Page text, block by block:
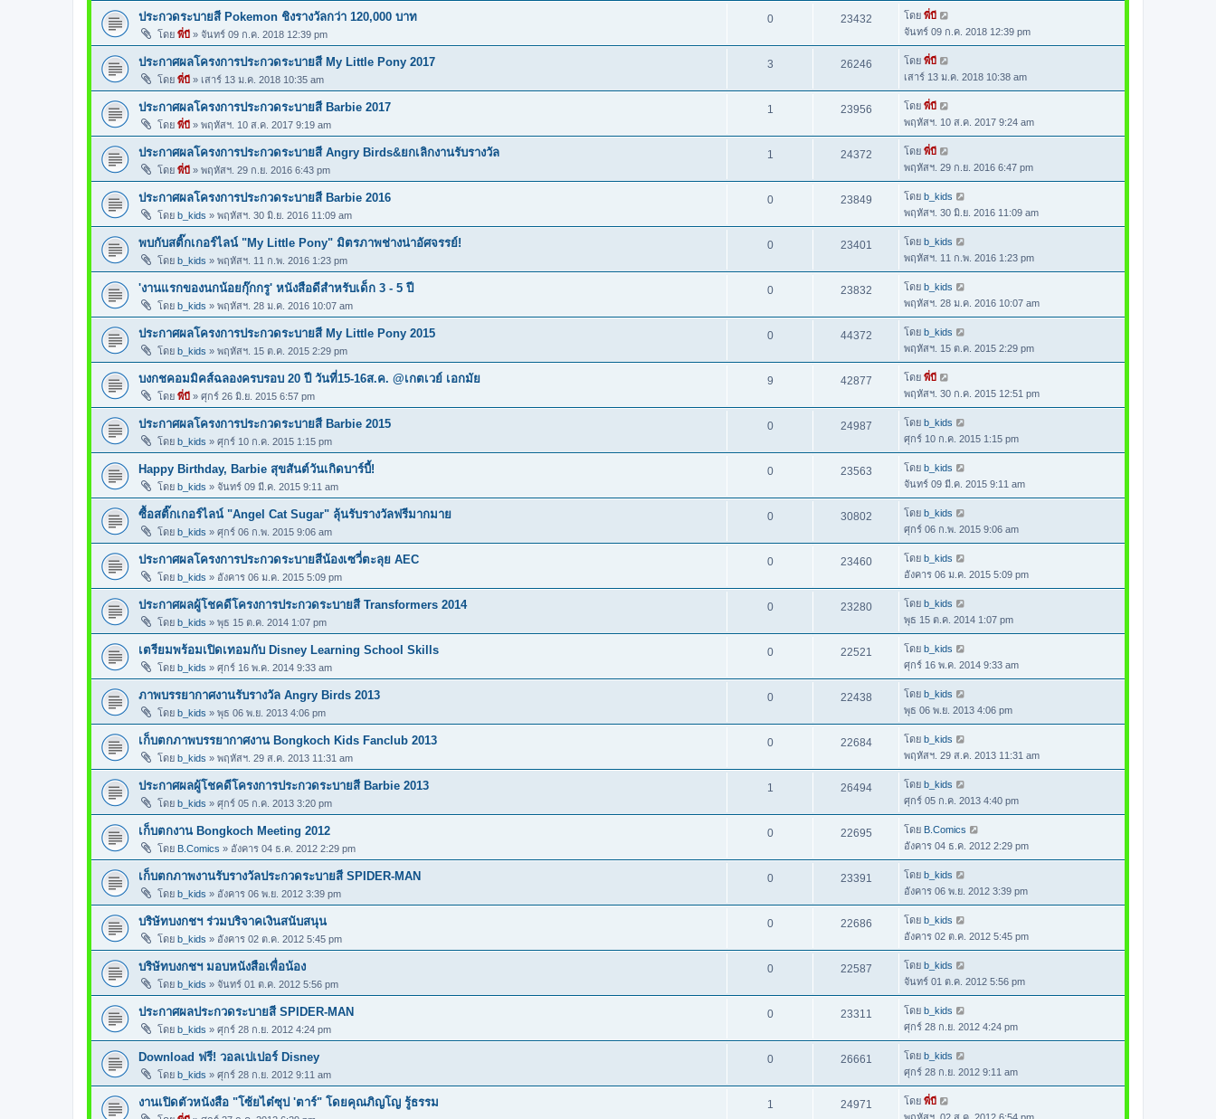
ประกวดระบายสี Pokemon ชิงรางวัลกว่า 120,000 บาท
โดย พี่บี » จันทร์ 09 ก.ค. 2018 12:39 pm
0 23432 โดย พี่บี
จันทร์ 09 ก.ค. 2018 12:39 pm
ประกาศผลโครงการประกวดระบายสี My Little Pony 2017
โดย พี่บี » เสาร์ 13 ม.ค. 2018 10:35 am
3 26246 โดย พี่บี
เสาร์ 13 ม.ค. 2018 10:38 am
ประกาศผลโครงการประกวดระบายสี Barbie 2017
โดย พี่บี » พฤหัสฯ. 10 ส.ค. 2017 9:19 am
1 23956 โดย พี่บี
พฤหัสฯ. 10 ส.ค. 2017 9:24 am
ประกาศผลโครงการประกวดระบายสี Angry Birds&ยกเลิกงานรับรางวัล
โดย พี่บี » พฤหัสฯ. 29 ก.ย. 2016 6:43 pm
1 24372 โดย พี่บี
พฤหัสฯ. 29 ก.ย. 2016 6:47 pm
ประกาศผลโครงการประกวดระบายสี Barbie 2016
โดย b_kids » พฤหัสฯ. 30 มิ.ย. 2016 11:09 am
0 23849 โดย b_kids
พฤหัสฯ. 30 มิ.ย. 2016 11:09 am
พบกับสติ๊กเกอร์ไลน์ "My Little Pony" มิตรภาพช่างน่าอัศจรรย์!
โดย b_kids » พฤหัสฯ. 11 ก.พ. 2016 1:23 pm
0 23401 โดย b_kids
พฤหัสฯ. 11 ก.พ. 2016 1:23 pm
'งานแรกของนกน้อยกุ๊กกรู' หนังสือดีสำหรับเด็ก 3 - 5 ปี
โดย b_kids » พฤหัสฯ. 28 ม.ค. 2016 10:07 am
0 23832 โดย b_kids
พฤหัสฯ. 28 ม.ค. 2016 10:07 am
ประกาศผลโครงการประกวดระบายสี My Little Pony 2015
โดย b_kids » พฤหัสฯ. 15 ต.ค. 2015 2:29 pm
0 44372 โดย b_kids
พฤหัสฯ. 15 ต.ค. 2015 2:29 pm
บงกชคอมมิคส์ฉลองครบรอบ 20 ปี วันที่15-16ส.ค. @เกตเวย์ เอกมัย
โดย พี่บี » ศุกร์ 26 มิ.ย. 2015 6:57 pm
9 42877 โดย พี่บี
พฤหัสฯ. 30 ก.ค. 2015 12:51 pm
ประกาศผลโครงการประกวดระบายสี Barbie 2015
โดย b_kids » ศุกร์ 10 ก.ค. 2015 1:15 pm
0 24987 โดย b_kids
ศุกร์ 10 ก.ค. 2015 1:15 pm
Happy Birthday, Barbie สุขสันต์วันเกิดบาร์บี้!
โดย b_kids » จันทร์ 09 มี.ค. 2015 9:11 am
0 23563 โดย b_kids
จันทร์ 09 มี.ค. 2015 9:11 am
ซื้อสติ๊กเกอร์ไลน์ "Angel Cat Sugar" ลุ้นรับรางวัลฟรีมากมาย
โดย b_kids » ศุกร์ 06 ก.พ. 2015 9:06 am
0 30802 โดย b_kids
ศุกร์ 06 ก.พ. 2015 9:06 am
ประกาศผลโครงการประกวดระบายสีน้องเซวี่ตะลุย AEC
โดย b_kids » อังคาร 06 ม.ค. 2015 5:09 pm
0 23460 โดย b_kids
อังคาร 06 ม.ค. 2015 5:09 pm
ประกาศผลผู้โชคดีโครงการประกวดระบายสี Transformers 2014
โดย b_kids » พุธ 15 ต.ค. 2014 1:07 pm
0 23280 โดย b_kids
พุธ 15 ต.ค. 2014 1:07 pm
เตรียมพร้อมเปิดเทอมกับ Disney Learning School Skills
โดย b_kids » ศุกร์ 16 พ.ค. 2014 9:33 am
0 22521 โดย b_kids
ศุกร์ 16 พ.ค. 2014 9:33 am
ภาพบรรยากาศงานรับรางวัล Angry Birds 2013
โดย b_kids » พุธ 06 พ.ย. 2013 4:06 pm
0 22438 โดย b_kids
พุธ 06 พ.ย. 2013 4:06 pm
เก็บตกภาพบรรยากาศงาน Bongkoch Kids Fanclub 2013
โดย b_kids » พฤหัสฯ. 29 ส.ค. 2013 11:31 am
0 22684 โดย b_kids
พฤหัสฯ. 29 ส.ค. 2013 11:31 am
ประกาศผลผู้โชคดีโครงการประกวดระบายสี Barbie 2013
โดย b_kids » ศุกร์ 05 ก.ค. 2013 3:20 pm
1 26494 โดย b_kids
ศุกร์ 05 ก.ค. 2013 4:40 pm
เก็บตกงาน Bongkoch Meeting 2012
โดย B.Comics » อังคาร 04 ธ.ค. 2012 2:29 pm
0 22695 โดย B.Comics
อังคาร 04 ธ.ค. 2012 2:29 pm
เก็บตกภาพงานรับรางวัลประกวดระบายสี SPIDER-MAN
โดย b_kids » อังคาร 06 พ.ย. 2012 3:39 pm
0 23391 โดย b_kids
อังคาร 06 พ.ย. 2012 3:39 pm
บริษัทบงกชฯ ร่วมบริจาคเงินสนับสนุน
โดย b_kids » อังคาร 02 ต.ค. 2012 5:45 pm
0 22686 โดย b_kids
อังคาร 02 ต.ค. 2012 5:45 pm
บริษัทบงกชฯ มอบหนังสือเพื่อน้อง
โดย b_kids » จันทร์ 01 ต.ค. 2012 5:56 pm
0 22587 โดย b_kids
จันทร์ 01 ต.ค. 2012 5:56 pm
ประกาศผลประกวดระบายสี SPIDER-MAN
โดย b_kids » ศุกร์ 28 ก.ย. 2012 4:24 pm
0 23311 โดย b_kids
ศุกร์ 28 ก.ย. 2012 4:24 pm
Download ฟรี! วอลเปเปอร์ Disney
โดย b_kids » ศุกร์ 28 ก.ย. 2012 9:11 am
0 26661 โดย b_kids
ศุกร์ 28 ก.ย. 2012 9:11 am
งานเปิดตัวหนังสือ "โซ้ยไต๋ซุป 'ตาร์" โดยคุณภิญโญ รู้ธรรม 1 24971 โดย พี่บี